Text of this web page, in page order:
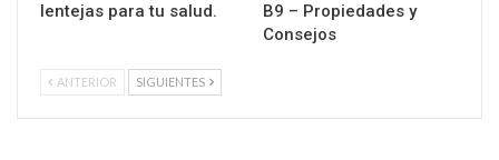
lentejas para tu salud.
B9 – Propiedades y
Consejos
ANTERIOR SIGUIENTES